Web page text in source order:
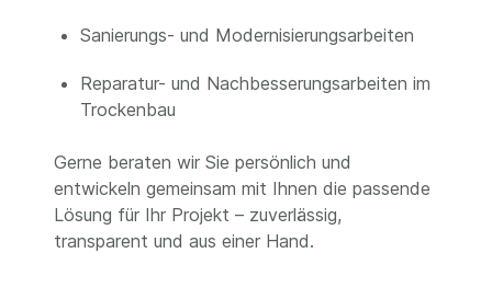
Sanierungs- und Modernisierungsarbeiten
Reparatur- und Nachbesserungsarbeiten im
Trockenbau
Gerne beraten wir Sie persönlich und
entwickeln gemeinsam mit Ihnen die passende
Lösung für Ihr Projekt – zuverlässig,
transparent und aus einer Hand.